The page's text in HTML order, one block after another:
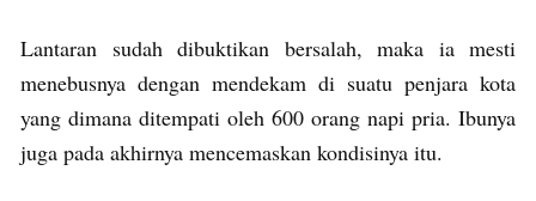
Lantaran sudah dibuktikan bersalah, maka ia mesti
menebusnya dengan mendekam di suatu penjara kota
yang dimana ditempati oleh 600 orang napi pria. Ibunya
juga pada akhirnya mencemaskan kondisinya itu.